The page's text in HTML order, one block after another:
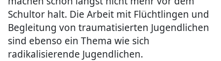
Schultor halt. Die Arbeit mit Flüchtlingen und
Begleitung von traumatisierten Jugendlichen
sind ebenso ein Thema wie sich
radikalisierende Jugendlichen.